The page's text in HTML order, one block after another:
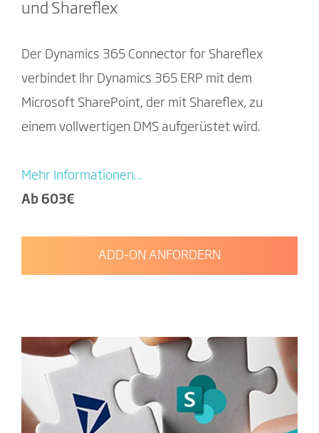
und Shareflex
Der Dynamics 365 Connector for Shareflex
verbindet Ihr Dynamics 365 ERP mit dem
Microsoft SharePoint, der mit Shareflex, zu
einem vollwertigen DMS aufgerüstet wird.
Mehr Informationen...
Ab 603€
ADD-ON ANFORDERN